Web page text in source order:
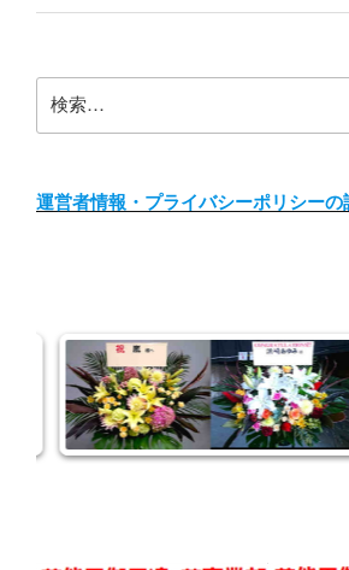
索:
運営者情報・プライバシーポリシーの